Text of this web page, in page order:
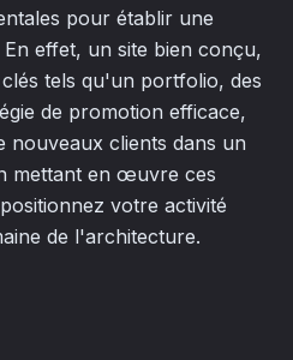
pour établir une
effet, un site bien conçu,
tels qu'un portfolio, des
de promotion efficace,
nouveaux clients dans un
mettant en œuvre ces
votre activité
de l'architecture.